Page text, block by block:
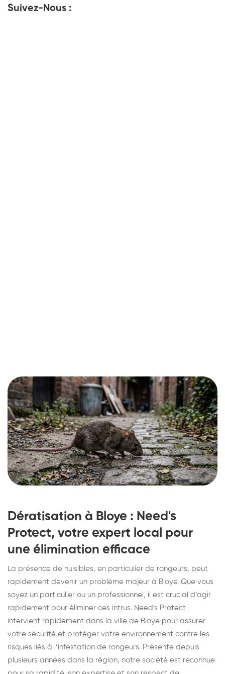
Suivez-Nous :
Dératisation à Bloye : Need's
Protect, votre expert local pour
une élimination efficace
La présence de nuisibles, en particulier de rongeurs, peut
rapidement devenir un problème majeur à Bloye. Que vous
soyez un particulier ou un professionnel, il est crucial d’agir
rapidement pour éliminer ces intrus. Need's Protect
intervient rapidement dans la ville de Bloye pour assurer
votre sécurité et protéger votre environnement contre les
risques liés à l’infestation de rongeurs. Présente depuis
plusieurs années dans la région, notre société est reconnue